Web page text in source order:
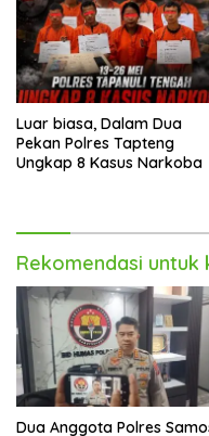
Luar biasa, Dalam Dua
Pekan Polres Tapteng
Ungkap 8 Kasus Narkoba
Rekomendasi untuk
Dua Anggota Polres